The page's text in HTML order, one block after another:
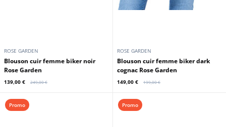
ROSE GARDEN
Blouson cuir femme biker noir
Rose Garden
139,00 € 249,00 €
ROSE GARDEN
Blouson cuir femme biker dark
cognac Rose Garden
149,00 € 199,00 €
Promo Promo